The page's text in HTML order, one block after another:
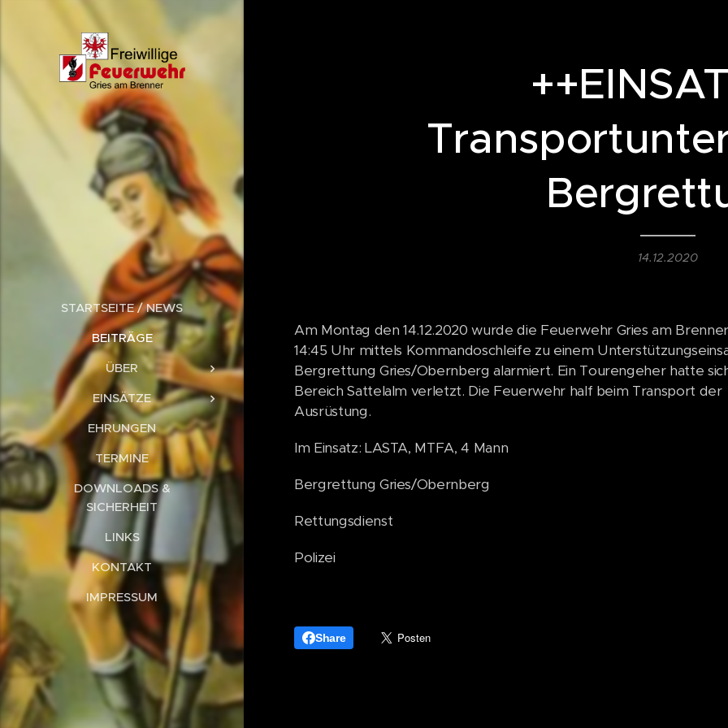
STARTSEITE / NEWS
BEITRÄGE
ÜBER
EINSÄTZE
EHRUNGEN
TERMINE
DOWNLOADS &
SICHERHEIT
LINKS
KONTAKT
IMPRESSUM
14.12.2020
Am Montag den 14.12.2020 wurde die Feuerwehr Gries am
14:45 Uhr mittels Kommandoschleife zu einem
Bergrettung Gries/Obernberg alarmiert. Ein Tourengeher hatte
Bereich Sattelalm verletzt. Die Feuerwehr half beim Transport der
Ausrüstung.
Im Einsatz: LASTA, MTFA, 4 Mann
Bergrettung Gries/Obernberg
Rettungsdienst
Polizei
Share